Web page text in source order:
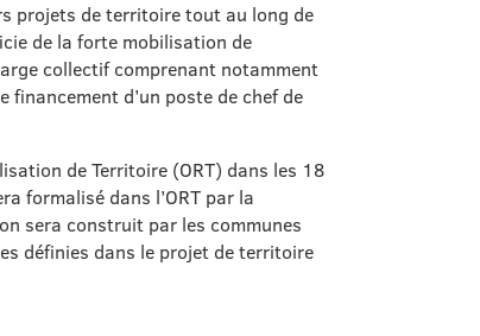
projets de territoire tout au long de
de la forte mobilisation de
collectif comprenant notamment
financement d’un poste de chef de
de Territoire (ORT) dans les 18
formalisé dans l’ORT par la
sera construit par les communes
définies dans le projet de territoire